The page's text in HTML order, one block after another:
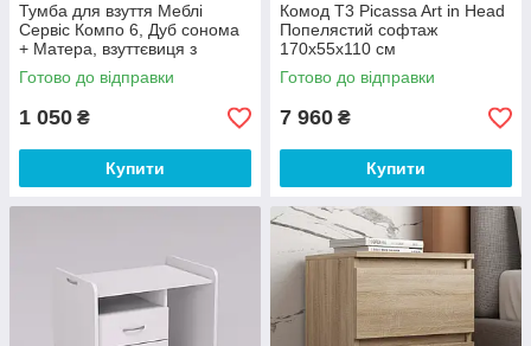
Тумба для взуття Меблі
Сервіс Компо 6, Дуб сонома
+ Матера, взуттєвиця з
полицями для зберігання
взуття, тумба в передпокій
Готово до відправки
1 050 ₴
Купити
Комод Т3 Picassa Art in Head
Попелястий софтаж
170х55х110 см
Готово до відправки
7 960 ₴
Купити